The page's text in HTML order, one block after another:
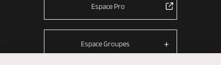
Espace Pro
Espace Groupes